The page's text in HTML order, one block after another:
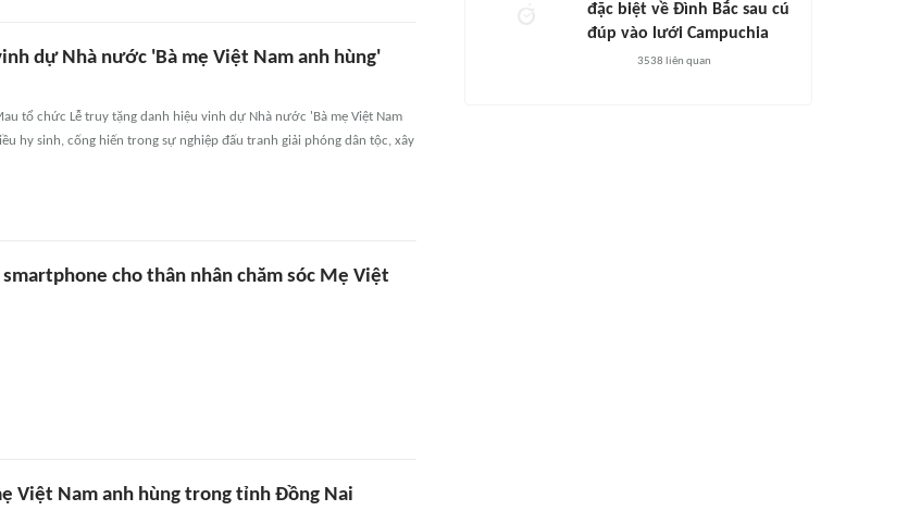
dự Nhà nước 'Bà mẹ Việt Nam anh hùng'
tổ chức Lễ truy tặng danh hiệu vinh dự Nhà nước 'Bà mẹ Việt Nam
hy sinh, cống hiến trong sự nghiệp đấu tranh giải phóng dân tộc, xây
cho thân nhân chăm sóc Mẹ Việt
Việt Nam anh hùng trong tỉnh Đồng Nai
đặc biệt về Đình Bắc sau cú
đúp vào lưới Campuchia
3538 liên quan